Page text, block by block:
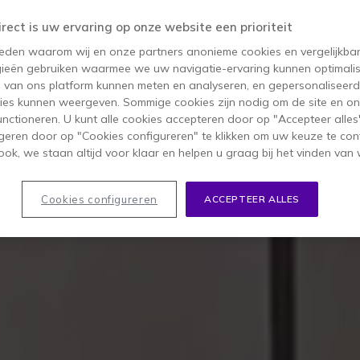
GEMAAKT VOOR
VOOR HYBRIDE MEETINGS
BEKIJK DE PRODUCTEN
is uw ervaring op onze website een prioriteit
waarom wij en onze partners anonieme cookies en
gebruiken waarmee we uw navigatie-ervaring kunnen
ons platform kunnen meten en analyseren, en
kunnen weergeven. Sommige cookies zijn nodig om de site en
U kunt alle cookies accepteren door op "Accepteer
door op "Cookies configureren" te klikken om uw keuze te
we staan altijd voor klaar en helpen u graag bij het vinden van
ACCEPTEER ALLES
Cookies configureren